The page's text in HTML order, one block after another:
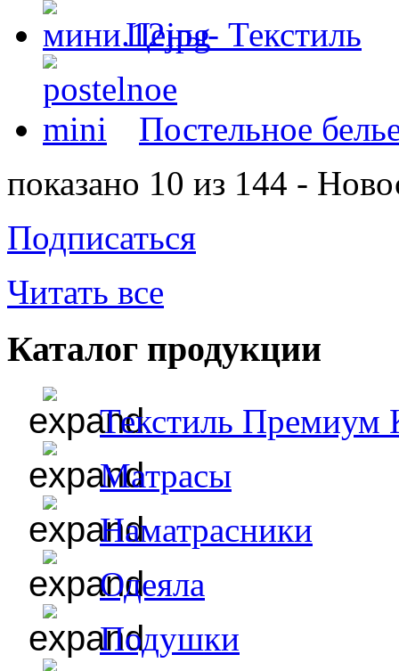
Цены- Текстиль
Постельное
показано 10 из 144 -
Подписаться
Читать все
Каталог продукции
Текстиль Премиум
Матрасы
Наматрасники
Одеяла
Подушки